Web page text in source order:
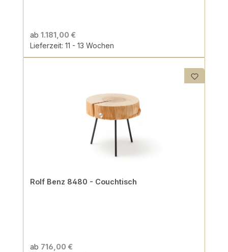
ab 1.181,00 €
Lieferzeit: 11 - 13 Wochen
Rolf Benz 8480 - Couchtisch
ab 716,00 €